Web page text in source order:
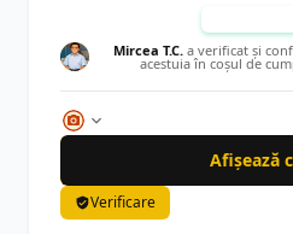
Mircea T.C. a verificat și
acestuia în coșul de
Afișează
Verificare